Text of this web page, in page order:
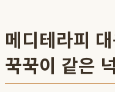
메디테라피
꾹꾹이 같은